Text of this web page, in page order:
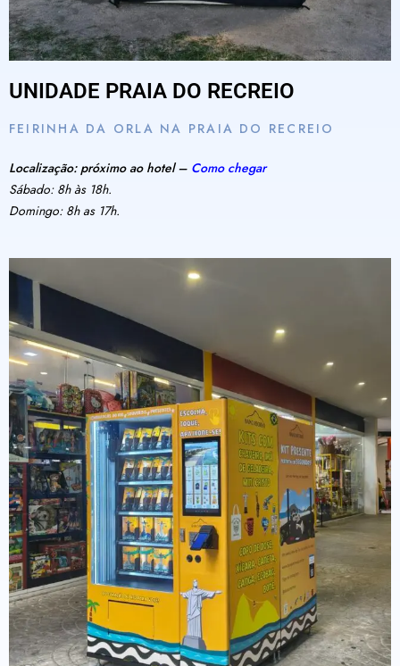
UNIDADE PRAIA DO RECREIO
FEIRINHA DA ORLA NA PRAIA DO RECREIO
Localização: próximo ao hotel – Como chegar
Sábado: 8h às 18h.
Domingo: 8h as 17h.